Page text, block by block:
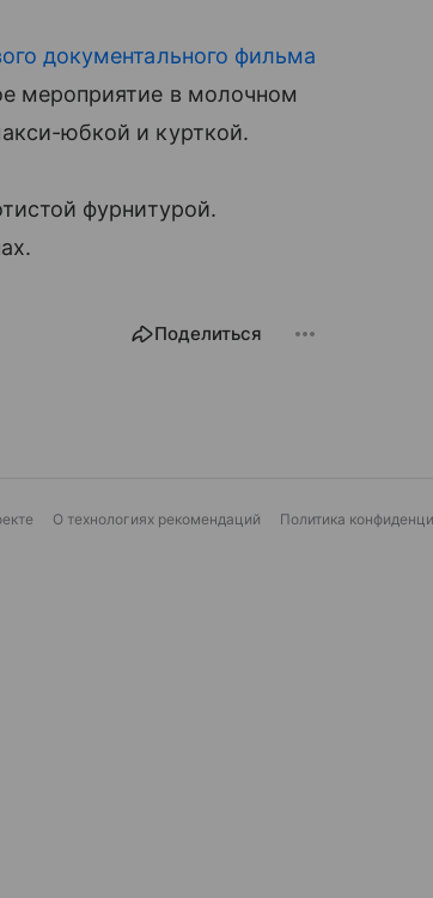
документального фильма
мероприятие в молочном
юбкой и курткой.
фурнитурой.
Поделиться
О технологиях рекомендаций Политика